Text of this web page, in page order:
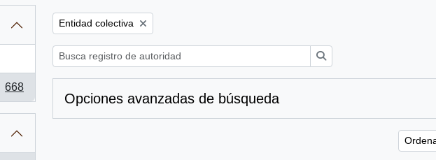
668
Remove filter:
Entidad colectiva
Opciones avanzadas de búsqueda